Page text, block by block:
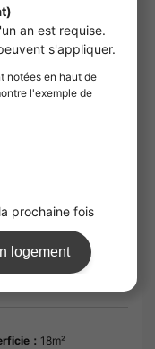
mois) SBI Small
800 yens (par
plus d'informations
est un lieu de vie
cherche un
d'imaginer ce qu'il
Un meilleur endroit
： 18m²